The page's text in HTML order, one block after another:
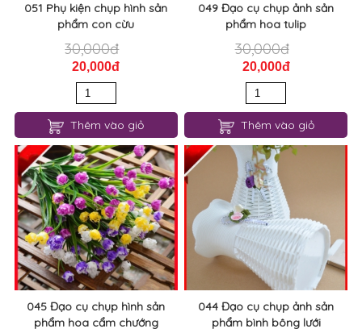
051 Phụ kiện chụp hình sản
phẩm con cừu
30,000đ
20,000đ
Thêm vào giỏ
049 Đạo cụ chụp ảnh sản
phẩm hoa tulip
30,000đ
20,000đ
Thêm vào giỏ
045 Đạo cụ chụp hình sản
phẩm hoa cẩm chướng
044 Đạo cụ chụp ảnh sản
phẩm bình bông lưới